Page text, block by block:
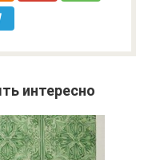
интересно